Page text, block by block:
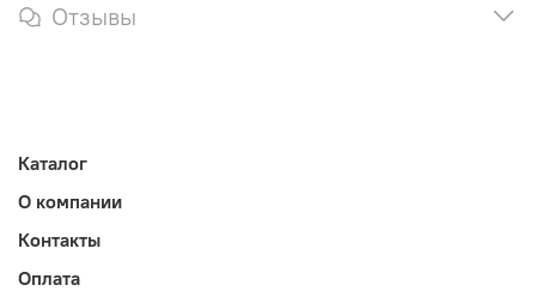
Отзывы
Каталог
О компании
Контакты
Оплата